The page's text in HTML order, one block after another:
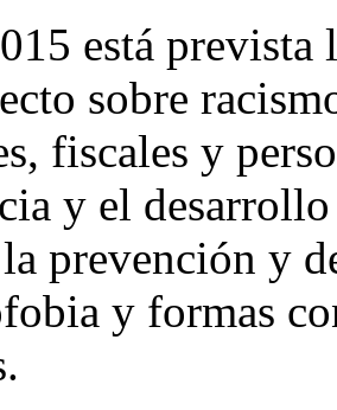
está prevista
sobre
fiscales y
y el
prevención y
y formas